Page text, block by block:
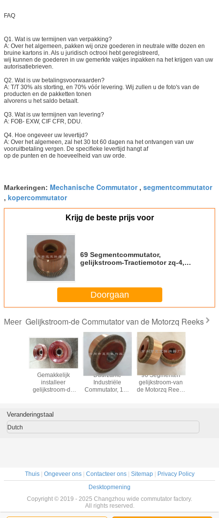
FAQ
Q1. Wat is uw termijnen van verpakking?
A: Over het algemeen, pakken wij onze goederen in neutrale witte dozen en
bruine kartons in. Als u juridisch octrooi hebt geregistreerd,
wij kunnen de goederen in uw gemerkte vakjes inpakken na het krijgen van uw
autorisatiebrieven.
Q2. Wat is uw betalingsvoorwaarden?
A: T/T 30% als storting, en 70% vóór levering. Wij zullen u de foto's van de
producten en de pakketten tonen
alvorens u het saldo betaalt.
Q3. Wat is uw termijnen van levering?
A: FOB- EXW, CIF CFR, DDU.
Q4. Hoe ongeveer uw levertijd?
A: Over het algemeen, zal het 30 tot 60 dagen na het ontvangen van uw
vooruitbetaling vergen. De specifieke levertijd hangt af
op de punten en de hoeveelheid van uw orde.
Markeringen: Mechanische Commutator, segmentcommutator
, kopercommutator
Krijg de beste prijs voor
69 Segmentcommutator,
gelijkstroom-Tractiemotor zq-4,5
Doorgaan
Meer Gelijkstroom-de Commutator van de Motorzq Reeks
Gemakkelijk
installeer
gelijkstroom-de
185 Aangepaste
Segmenten
Duurzame
Industriële
Commutator, 123
96 Segmenten
gelijkstroom-van
de Motorzq Reeks
zq-1,9
Veranderingstaal
Dutch
Thuis| Ongeveer ons| Contacteer ons| Sitemap|
Privacy Policy
Desktopmening
Copyright © 2019 - 2025 Changzhou wide commutator factory.
All rights reserved.